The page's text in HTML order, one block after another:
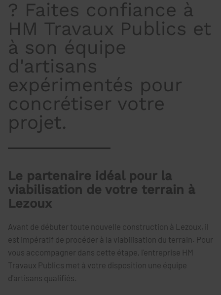
? Faites confiance à
HM Travaux Publics et
à son équipe
d'artisans
expérimentés pour
concrétiser votre
projet.
Le partenaire idéal pour la
viabilisation de votre terrain à
Lezoux
Avant de débuter toute nouvelle construction à Lezoux, il
est impératif de procéder à la viabilisation du terrain. Pour
vous accompagner dans cette étape, l'entreprise HM
Travaux Publics met à votre disposition une équipe
d'artisans qualifiés.